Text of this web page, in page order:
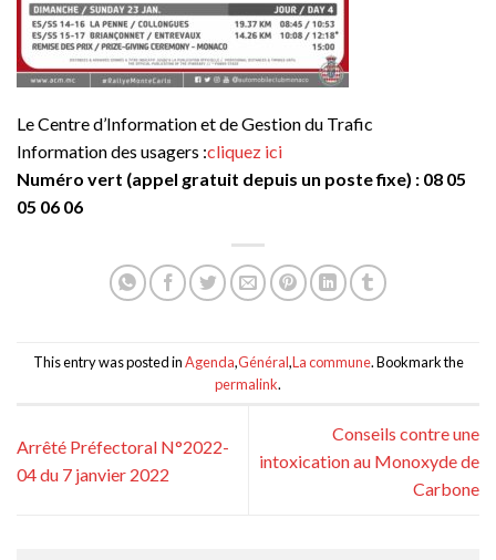
Le Centre d’Information et de Gestion du Trafic
Information des usagers :cliquez ici
Numéro vert (appel gratuit depuis un poste fixe) : 08 05
05 06 06
This entry was posted inAgenda,Général,La commune. Bookmark the
permalink.
Arrêté Préfectoral N°2022-
04 du 7 janvier 2022
Conseils contre une
intoxication au Monoxyde de
Carbone